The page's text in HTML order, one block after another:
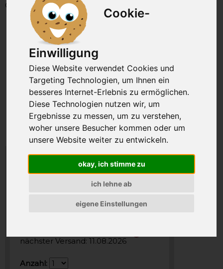
Cookie-
Einwilligung
Diese Website verwendet Cookies und
Targeting Technologien, um Ihnen ein
besseres Internet-Erlebnis zu ermöglichen.
Diese Technologien nutzen wir, um
Ergebnisse zu messen, um zu verstehen,
woher unsere Besucher kommen oder um
unsere Website weiter zu entwickeln.
okay, ich stimme zu
ich lehne ab
eigene Einstellungen
Gewicht: 1000g
14,57 €
Preis inkl. MwSt., zzgl. VSK
nächster Versand: 11.08.2026
Anzahl: